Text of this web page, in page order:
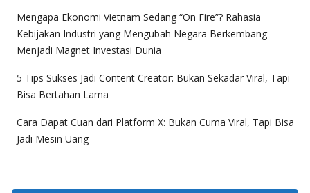
Mengapa Ekonomi Vietnam Sedang “On Fire”? Rahasia
Kebijakan Industri yang Mengubah Negara Berkembang
Menjadi Magnet Investasi Dunia
5 Tips Sukses Jadi Content Creator: Bukan Sekadar Viral, Tapi
Bisa Bertahan Lama
Cara Dapat Cuan dari Platform X: Bukan Cuma Viral, Tapi Bisa
Jadi Mesin Uang